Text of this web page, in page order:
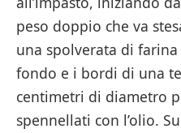
peso doppio che va
una spolverata di
fondo e i bordi di una
centimetri di diametro
spennellati con l’olio.